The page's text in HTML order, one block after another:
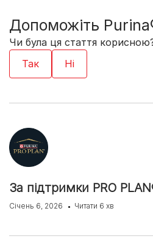
Допоможіть
Чи була ця стаття
За підтримки PRO
Січень 6, 2026 Читати 6 хв